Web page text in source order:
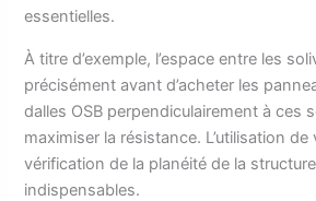
essentielles.
À titre d’exemple, l’espace entre les
précisément avant d’acheter les
dalles OSB perpendiculairement à ces
maximiser la résistance. L’utilisation
vérification de la planéité de la
indispensables.